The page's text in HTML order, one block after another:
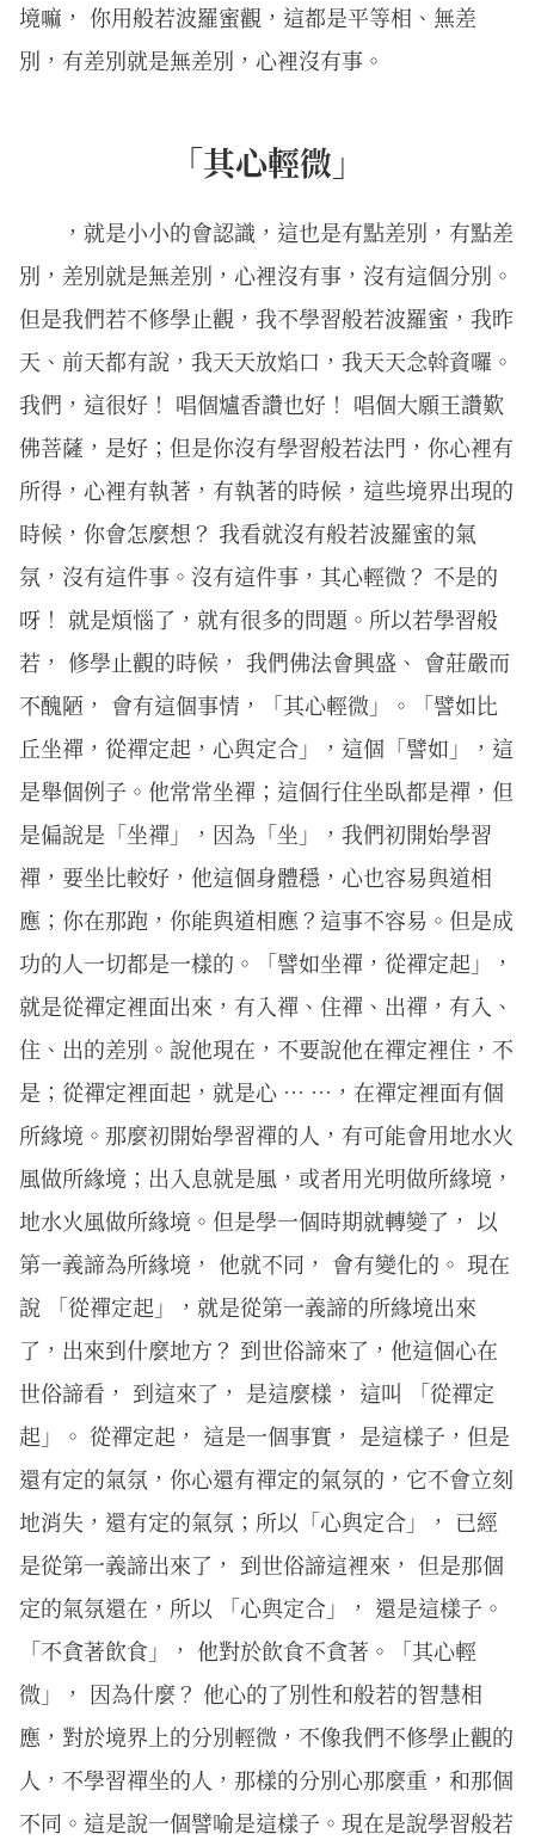
境嘛， 你用般若波羅蜜觀，這都是平等相、無差
別，有差別就是無差別，心裡沒有事。
「其心輕微」
，就是小小的會認識，這也是有點差別，有點差
別，差別就是無差別，心裡沒有事，沒有這個分別。
但是我們若不修學止觀，我不學習般若波羅蜜，我昨
天、前天都有說，我天天放焰口，我天天念斡資囉。
我們，這很好！ 唱個爐香讚也好！ 唱個大願王讚歎
佛菩薩，是好；但是你沒有學習般若法門，你心裡有
所得，心裡有執著，有執著的時候，這些境界出現的
時候，你會怎麼想？ 我看就沒有般若波羅蜜的氣
氛，沒有這件事。沒有這件事，其心輕微？ 不是的
呀！ 就是煩惱了，就有很多的問題。所以若學習般
若， 修學止觀的時候， 我們佛法會興盛、 會莊嚴而
不醜陋， 會有這個事情，「其心輕微」。「譬如比
丘坐禪，從禪定起，心與定合」，這個「譬如」，這
是舉個例子。他常常坐禪；這個行住坐臥都是禪，但
是偏說是「坐禪」，因為「坐」，我們初開始學習
禪，要坐比較好，他這個身體穩，心也容易與道相
應；你在那跑，你能與道相應？這事不容易。但是成
功的人一切都是一樣的。「譬如坐禪，從禪定起」，
就是從禪定裡面出來，有入禪、住禪、出禪，有入、
住、出的差別。說他現在，不要說他在禪定裡住，不
是；從禪定裡面起，就是心 … …，在禪定裡面有個
所緣境。那麼初開始學習禪的人，有可能會用地水火
風做所緣境；出入息就是風，或者用光明做所緣境，
地水火風做所緣境。但是學一個時期就轉變了， 以
第一義諦為所緣境， 他就不同， 會有變化的。 現在
說 「從禪定起」，就是從第一義諦的所緣境出來
了，出來到什麼地方？ 到世俗諦來了，他這個心在
世俗諦看， 到這來了， 是這麼樣， 這叫 「從禪定
起」。 從禪定起， 這是一個事實， 是這樣子，但是
還有定的氣氛，你心還有禪定的氣氛的，它不會立刻
地消失，還有定的氣氛；所以「心與定合」， 已經
是從第一義諦出來了， 到世俗諦這裡來， 但是那個
定的氣氛還在，所以 「心與定合」， 還是這樣子。
「不貪著飲食」， 他對於飲食不貪著。「其心輕
微」， 因為什麼？ 他心的了別性和般若的智慧相
應，對於境界上的分別輕微，不像我們不修學止觀的
人，不學習禪坐的人，那樣的分別心那麼重，和那個
不同。這是說一個譬喻是這樣子。現在是說學習般若